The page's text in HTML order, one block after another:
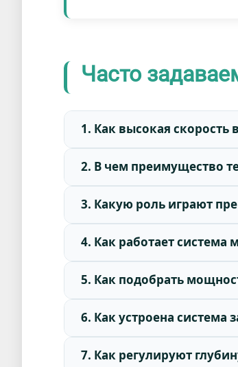
Часто
1. Как высокая скорость
2. В чем преимущество
3. Какую роль играют
4. Как работает система
5. Как подобрать
6. Как устроена
7. Как регулируют